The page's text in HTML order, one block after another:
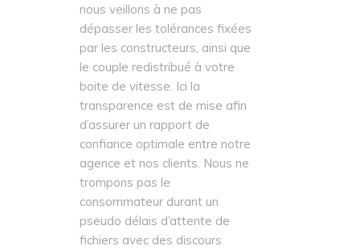
véhicule. Sur toute nos
reprogrammations STAGE 1,
nous veillons à ne pas
dépasser les tolérances fixées
par les constructeurs, ainsi que
le couple redistribué à votre
boite de vitesse. Ici la
transparence est de mise afin
d’assurer un rapport de
confiance optimale entre notre
agence et nos clients. Nous ne
trompons pas le
consommateur durant un